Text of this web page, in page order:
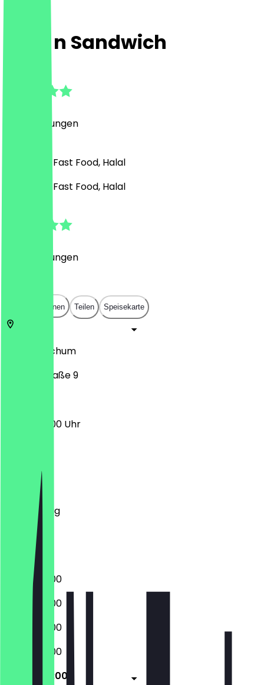
Wat' n Sandwich
Bewertungen
Sandwich, Fast Food, Halal
Sandwich, Fast Food, Halal
Bewertungen
In App öffnen Teilen Speisekarte
Bochum
Freiheitstraße 9
10:00 - 20:00 Uhr
Dienstag
Mittwoch
Donnerstag
Freitag
Samstag
Sonntag
10:00 - 20:00
10:00 - 20:00
10:00 - 20:00
10:00 - 20:00
10:00 - 20:00